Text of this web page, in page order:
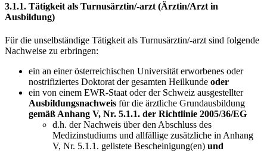
3.1.1. Tätigkeit als Turnusärztin/-arzt (Ärztin/Arzt in
Ausbildung)
Für die unselbständige Tätigkeit als Turnusärztin/-arzt sind folgende
Nachweise zu erbringen:
ein an einer österreichischen Universität erworbenes oder
nostrifiziertes Doktorat der gesamten Heilkunde oder
ein von einem EWR-Staat oder der Schweiz ausgestellter
Ausbildungsnachweis für die ärztliche Grundausbildung
gemäß Anhang V, Nr. 5.1.1. der Richtlinie 2005/36/EG
d.h. der Nachweis über den Abschluss des
Medizinstudiums und allfällige zusätzliche in Anhang
V, Nr. 5.1.1. gelistete Bescheinigung(en) und